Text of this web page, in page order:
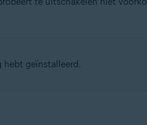
hebt geïnstalleerd.